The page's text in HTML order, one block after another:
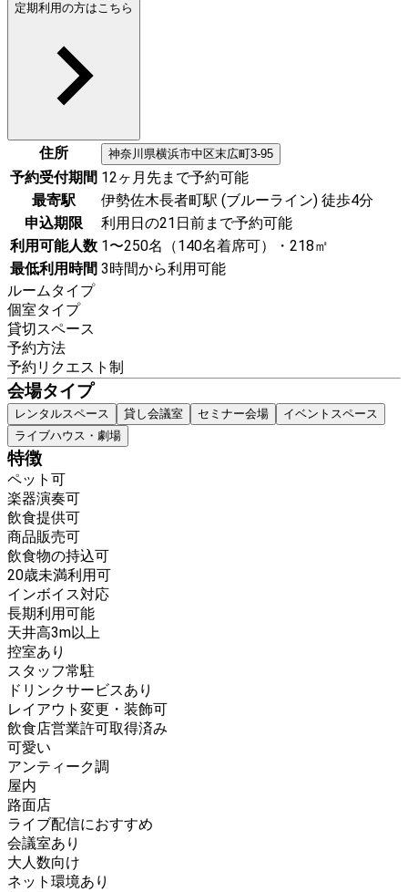
定期利用の方はこちら
住所 神奈川県横浜市中区末広町3-95
予約受付期間 12ヶ月先まで予約可能
最寄駅
伊勢佐木長者町駅 (ブルーライン) 徒歩4分
申込期限
利用日の21日前まで予約可能
利用可能人数 1〜250名（140名着席可）・218㎡
最低利用時間 3時間から利用可能
ルームタイプ
個室タイプ
貸切スペース
予約方法
予約リクエスト制
会場タイプ
レンタルスペース 貸し会議室 セミナー会場
イベントスペース
ライブハウス・劇場
特徴
ペット可
楽器演奏可
飲食提供可
商品販売可
飲食物の持込可
20歳未満利用可
インボイス対応
長期利用可能
天井高3m以上
控室あり
スタッフ常駐
ドリンクサービスあり
レイアウト変更・装飾可
飲食店営業許可取得済み
可愛い
アンティーク調
屋内
路面店
ライブ配信におすすめ
会議室あり
大人数向け
ネット環境あり